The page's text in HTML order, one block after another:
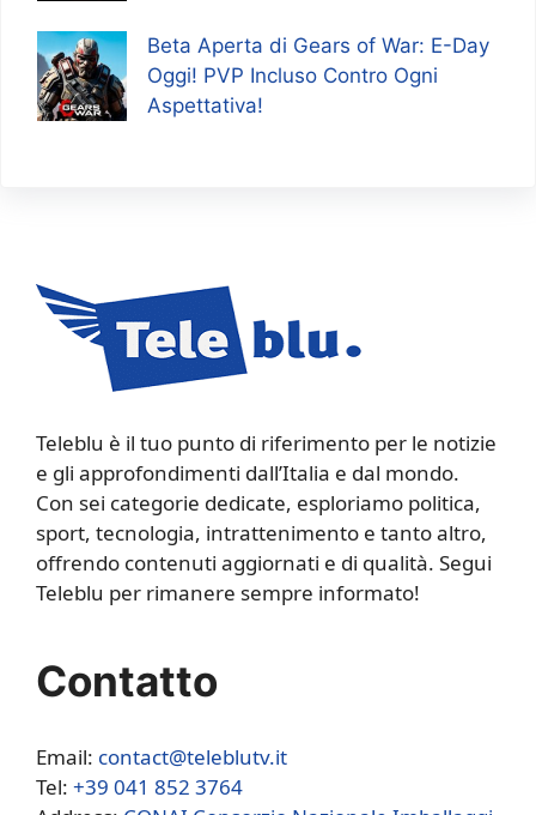
Beta Aperta di Gears of War: E-Day
Oggi! PVP Incluso Contro Ogni
Aspettativa!
Teleblu è il tuo punto di riferimento per le notizie
e gli approfondimenti dall’Italia e dal mondo.
Con sei categorie dedicate, esploriamo politica,
sport, tecnologia, intrattenimento e tanto altro,
offrendo contenuti aggiornati e di qualità. Segui
Teleblu per rimanere sempre informato!
Contatto
Email: contact@teleblutv.it
Tel: +39 041 852 3764